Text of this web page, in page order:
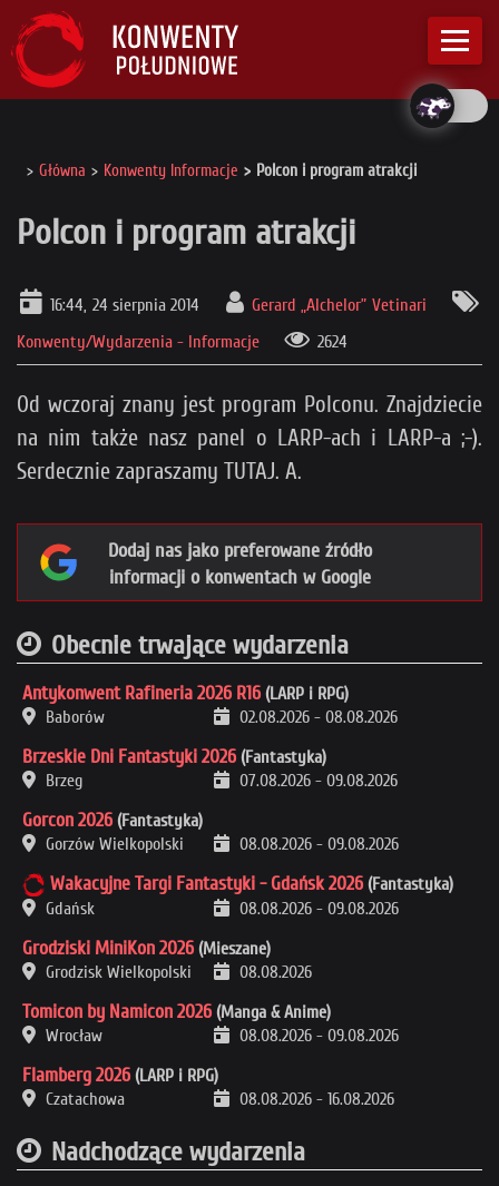
Główna Konwenty Informacje Polcon i program atrakcji
Polcon i program atrakcji
16:44, 24 sierpnia 2014
Gerard „Alchelor” Vetinari
Konwenty/Wydarzenia - Informacje
2624
Od wczoraj znany jest program Polconu. Znajdziecie
na nim także nasz panel o LARP-ach i LARP-a ;-).
Serdecznie zapraszamy TUTAJ. A.
Dodaj nas jako preferowane źródło
informacji o konwentach w Google
Obecnie trwające wydarzenia
Antykonwent Rafineria 2026 R16 (LARP i RPG)
Baborów
02.08.2026 - 08.08.2026
Brzeskie Dni Fantastyki 2026 (Fantastyka)
Brzeg
07.08.2026 - 09.08.2026
Gorcon 2026 (Fantastyka)
Gorzów Wielkopolski
08.08.2026 - 09.08.2026
Wakacyjne Targi Fantastyki - Gdańsk 2026 (Fantastyka)
Gdańsk
08.08.2026 - 09.08.2026
Grodziski MiniKon 2026 (Mieszane)
Grodzisk Wielkopolski
08.08.2026
Tomicon by Namicon 2026 (Manga & Anime)
Wrocław
08.08.2026 - 09.08.2026
Flamberg 2026 (LARP i RPG)
Czatachowa
08.08.2026 - 16.08.2026
Nadchodzące wydarzenia